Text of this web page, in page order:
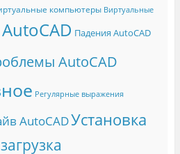
компьютеры Виртуальные
Падения AutoCAD
AutoCAD
Регулярные выражения
AutoCADУстановка
загрузка